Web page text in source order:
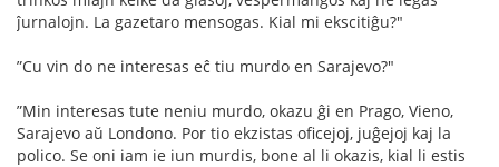
ĵurnalojn. La gazetaro mensogas. Kial mi ekscitiĝu?"
”Cu vin do ne interesas eĉ tiu murdo en Sarajevo?"
”Min interesas tute neniu murdo, okazu ĝi en Prago, Vieno,
Sarajevo aŭ Londono. Por tio ekzistas oﬁcejoj, juĝejoj kaj la
polico. Se oni iam ie iun murdis, bone al li okazis, kial li estis